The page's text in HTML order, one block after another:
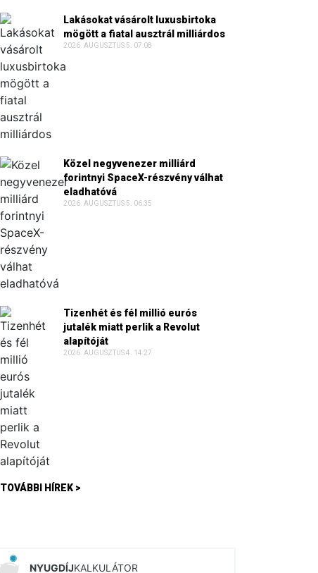
Lakásokat vásárolt luxusbirtoka
mögött a fiatal ausztrál milliárdos
2026. AUGUSZTUS 5. 07:08
Közel negyvenezer milliárd
forintnyi SpaceX-részvény válhat
eladhatóvá
2026. AUGUSZTUS 5. 06:35
Tizenhét és fél millió eurós
jutalék miatt perlik a Revolut
alapítóját
2026. AUGUSZTUS 4. 14:27
TOVÁBBI HÍREK >
NYUGDÍJKALKULÁTOR